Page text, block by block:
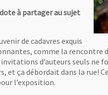
à partager au sujet
de cadavres exquis
comme la rencontre
d’auteurs seuls ne
et ça débordait dans la
l’exposition.